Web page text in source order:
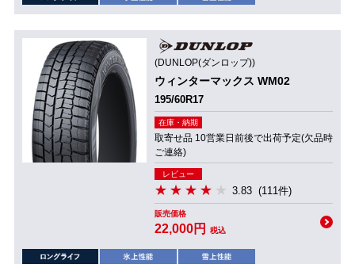
(DUNLOP(ダンロップ))
ウィンターマックス WM02
195/60R17
在庫・納期
取寄せ品 10営業日前後で出荷予定(欠品時
ご連絡)
レビュー
3.83 (111件)
販売価格
22,000円 税込